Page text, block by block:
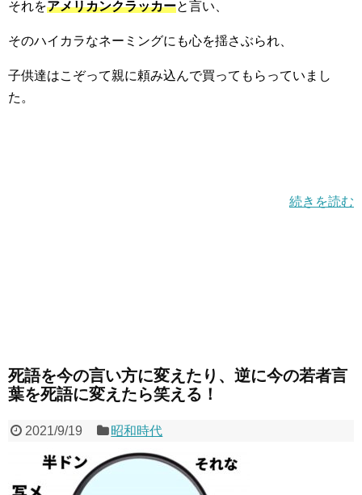
それをアメリカンクラッカーと言い、
そのハイカラなネーミングにも心を揺さぶられ、
子供達はこぞって親に頼み込んで買ってもらっていまし
た。
続きを読む
死語を今の言い方に変えたり、逆に今の若者言
葉を死語に変えたら笑える！
2021/9/19 昭和時代